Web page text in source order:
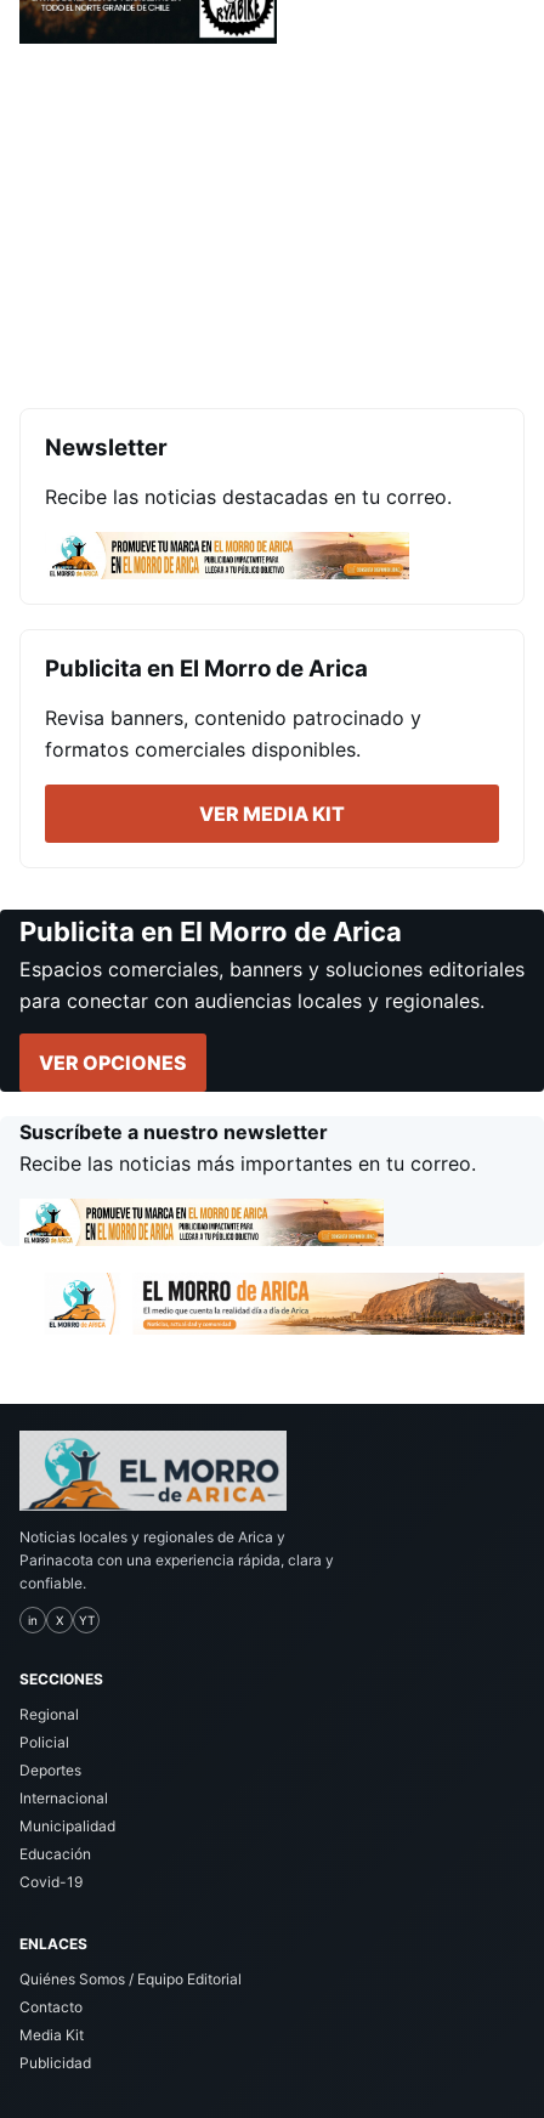
Newsletter
Recibe las noticias destacadas en tu correo.
Publicita en El Morro de Arica
Revisa banners, contenido patrocinado y
formatos comerciales disponibles.
VER MEDIA KIT
Publicita en El Morro de Arica
Espacios comerciales, banners y soluciones editoriales
para conectar con audiencias locales y regionales.
VER OPCIONES
Suscríbete a nuestro newsletter
Recibe las noticias más importantes en tu correo.
Noticias locales y regionales de Arica y
Parinacota con una experiencia rápida, clara y
confiable.
in X YT
SECCIONES
Regional
Policial
Deportes
Internacional
Municipalidad
Educación
Covid-19
ENLACES
Quiénes Somos / Equipo Editorial
Contacto
Media Kit
Publicidad